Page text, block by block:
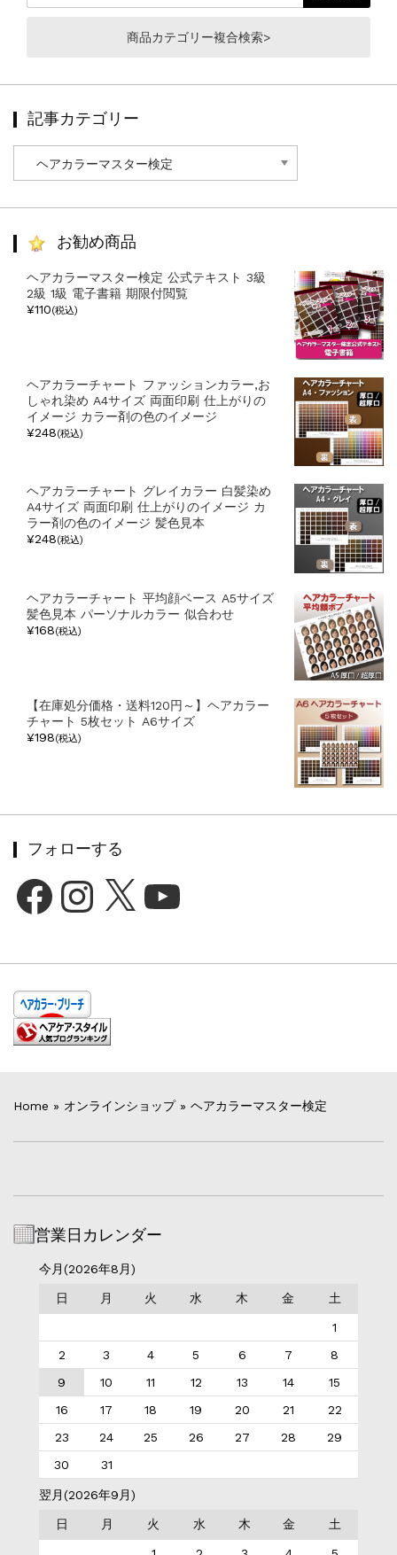
商品カテゴリー複合検索>
記事カテゴリー
カ
お勧め商品
ヘアカラーマスター検定 公式テキスト 3級
2級 1級 電子書籍 期限付閲覧
¥110(税込)
ヘアカラーチャート ファッションカラー,お
しゃれ染め A4サイズ 両面印刷 仕上がりの
イメージ カラー剤の色のイメージ
¥248(税込)
ヘアカラーチャート グレイカラー 白髪染め
A4サイズ 両面印刷 仕上がりのイメージ カ
ラー剤の色のイメージ 髪色見本
¥248(税込)
ヘアカラーチャート 平均顔ベース A5サイズ
髪色見本 パーソナルカラー 似合わせ
¥168(税込)
【在庫処分価格・送料120円～】ヘアカラー
チャート 5枚セット A6サイズ
¥198(税込)
フォローする
FacebookInstagram
Home » オンラインショップ » ヘアカラーマスター検定
営業日カレンダー
今月(2026年8月)
日 月 火 水 木 金 土
1
2
3 4 5 6 7
8
9
10 11 12 13 14
15
16
17 18 19 20 21
22
23
24 25 26 27 28
29
30
31
翌月(2026年9月)
日 月 火 水 木 金 土